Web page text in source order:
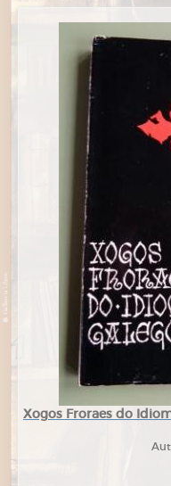
Xogos Froraes do